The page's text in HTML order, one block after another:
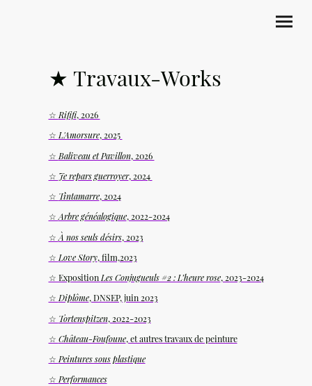
★ Travaux-Works
☆ Rififi, 2026
☆L'Amorsure, 2025
☆ Baliveau et Pavillon, 2026
☆ Je repars guerroyer, 2024
☆ Tintamarre, 2024
☆Arbre généalogique, 2022-2024
☆ À nos seuls désirs, 2023
☆ Love Story, film,2023
☆ Exposition Les Conjugueuls #2 : L’heure rose, 2023-2024
☆Diplôme, DNSEP, juin 2023
☆ Tortenspitzen, 2022-2023
☆ Château-Foufoune, et autres travaux de peinture
☆ Peintures sous plastique
☆Performances